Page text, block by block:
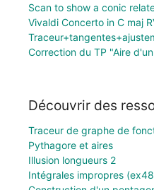
Scan to show a conic
Vivaldi Concerto in C maj
Correction du TP "Aire
Découvrir des
Traceur de graphe de
Pythagore et aires
Illusion longueurs 2
Intégrales impropres